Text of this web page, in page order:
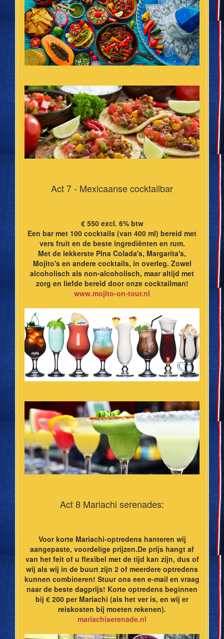
Act 7 - Mexicaanse cocktailbar
€ 550 excl. 6% btw
Een bar met 100 cocktails (van 400 ml) bereid met
vers fruit en de beste ingrediënten en rum.
Met de lekkerste Pina Colada's, Margarita's,
Mojito's en andere cocktails, in overleg. Zowel
alcoholisch als non-alcoholisch, maar altijd met
zorg en liefde bereid door onze cocktailman!
www.mojito-on-tour.nl
Act 8 Mariachi serenades:
Voor korte Mariachi-optredens hanteren wij
aangepaste, voordelige prijzen.De prijs hangt af
van het feit of u flexibel met de tijd kan zijn, dus of
wij als wij in de buurt zijn 2 of meerdere optredens
kunnen combineren! Stuur ons een e-mail en vraag
naar de beste dagprijs! Korte optredens beginnen
bij € 200 per Mariachi (als het ver is, en wij er
reiskosten bij moeten rekenen).
mariachiserenade.nl